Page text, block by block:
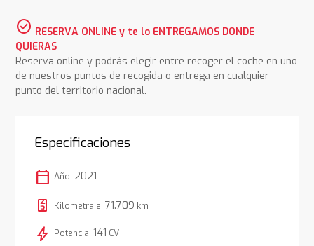
check_circle RESERVA ONLINE y te lo ENTREGAMOS DONDE
QUIERAS
Reserva online y podrás elegir entre recoger el coche en uno
de nuestros puntos de recogida o entrega en cualquier
punto del territorio nacional.
Especificaciones
calendar_today Año: 2021
Kilometraje: 71.709 km
bolt Potencia: 141 CV